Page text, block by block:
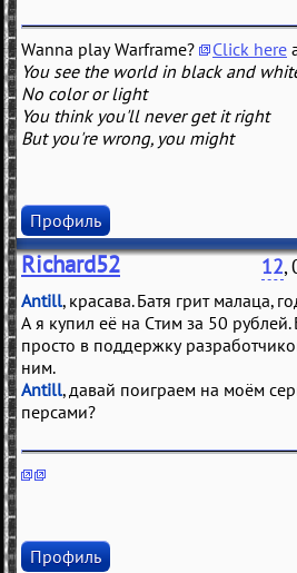
Wanna play Warframe? Click here
You see the world in black and
No color or light
You think you'll never get it right
But you're wrong, you might
Профиль
Richard52 12,
Antill, красава. Батя грит малаца,
А я купил её на Стим за 50
просто в поддержку
ним.
Antill, давай поиграем на моём
персами?
Профиль